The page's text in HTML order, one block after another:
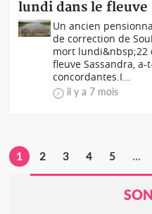
lundi dans le fleuve
Un ancien
de correction de
mort lundi&nbsp;22
fleuve Sassandra,
concordantes.I...
il y a 7 mois
1 2 3 4 5 ...